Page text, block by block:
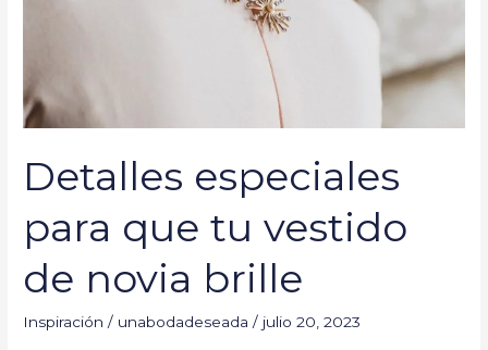
Detalles especiales
para que tu vestido
de novia brille
Inspiración / unabodadeseada/ julio 20, 2023
brille